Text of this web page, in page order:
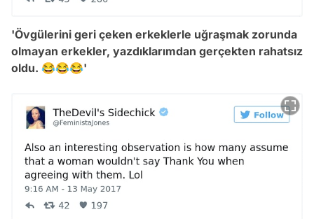
'Övgülerini geri çeken erkeklerle uğraşmak zorunda
olmayan erkekler, yazdıklarımdan gerçekten rahatsız
oldu. 😂😂😂'